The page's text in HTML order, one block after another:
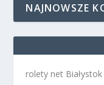
NAJNOWSZE
rolety net Białystok